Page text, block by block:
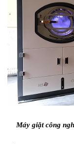
Máy giặt công